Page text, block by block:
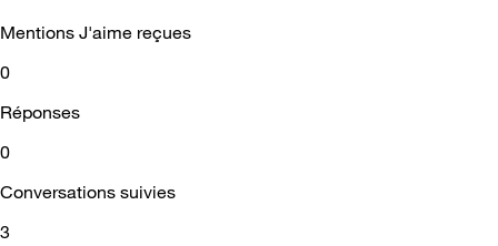
Mentions J'aime reçues
0
Réponses
0
Conversations suivies
3